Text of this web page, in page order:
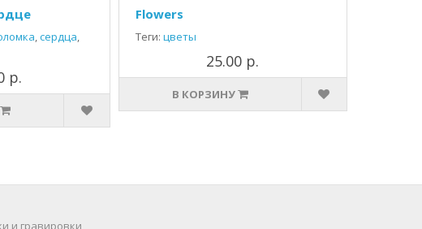
,сердца,
р.
Flowers
Теги: цветы
25.00 р.
В КОРЗИНУ
и гравировки